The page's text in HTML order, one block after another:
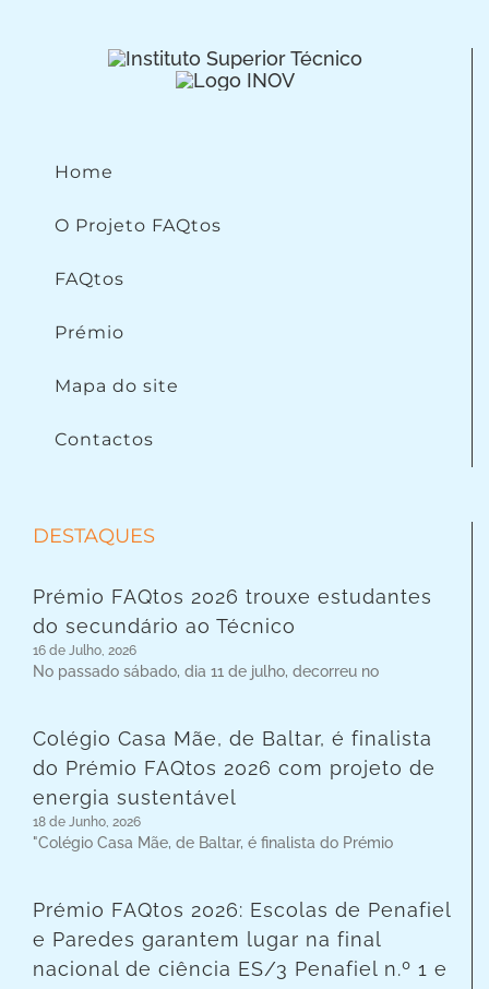
Home
O Projeto FAQtos
FAQtos
Prémio
Mapa do site
Contactos
DESTAQUES
Prémio FAQtos 2026 trouxe estudantes
do secundário ao Técnico
16 de Julho, 2026
No passado sábado, dia 11 de julho, decorreu no
Colégio Casa Mãe, de Baltar, é finalista
do Prémio FAQtos 2026 com projeto de
energia sustentável
18 de Junho, 2026
"Colégio Casa Mãe, de Baltar, é finalista do Prémio
Prémio FAQtos 2026: Escolas de Penafiel
e Paredes garantem lugar na final
nacional de ciência ES/3 Penafiel n.º 1 e